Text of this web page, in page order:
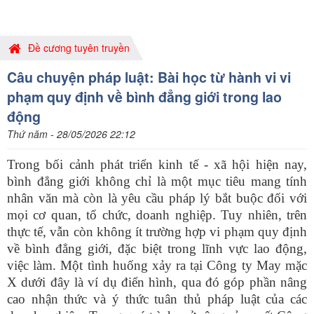
Đề cương tuyên truyền
Câu chuyện pháp luật: Bài học từ hành vi vi
phạm quy định về bình đẳng giới trong lao
động
Thứ năm - 28/05/2026 22:12
Trong bối cảnh phát triển kinh tế - xã hội hiện nay,
bình đẳng giới không chỉ là một mục tiêu mang tính
nhân văn mà còn là yêu cầu pháp lý bắt buộc đối với
mọi cơ quan, tổ chức, doanh nghiệp. Tuy nhiên, trên
thực tế, vẫn còn không ít trường hợp vi phạm quy định
về bình đẳng giới, đặc biệt trong lĩnh vực lao động,
việc làm. Một tình huống xảy ra tại Công ty May mặc
X dưới đây là ví dụ điển hình, qua đó góp phần nâng
cao nhận thức và ý thức tuân thủ pháp luật của các